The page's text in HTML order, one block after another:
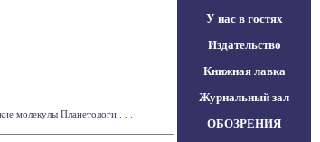
молекулы Планетологи . . .
У нас в гостях
Издательство
Книжная лавка
Журнальный зал
ОБОЗРЕНИЯ